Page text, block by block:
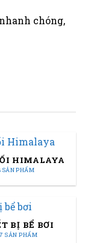
chóng,
HIMALAYA
SẢN PHẨM
BỊ BỂ BƠI
SẢN PHẨM